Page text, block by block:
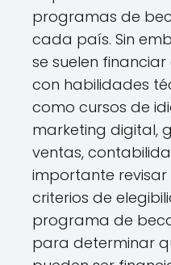
programas de
cada país. Sin
se suelen
con habilidades
como cursos de
marketing digital,
ventas,
importante revisar
criterios de
programa de
para determinar